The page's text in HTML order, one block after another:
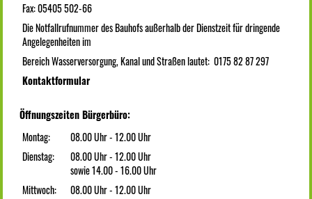
Fax: 05405 502-66
Die Notfallrufnummer des Bauhofs außerhalb der Dienstzeit für dringende
Angelegenheiten im
Bereich Wasserversorgung, Kanal und Straßen lautet: 0175 82 87 297
Kontaktformular
Öffnungszeiten Bürgerbüro:
Montag:
08.00 Uhr - 12.00 Uhr
Dienstag:
08.00 Uhr - 12.00 Uhr
sowie 14.00 - 16.00 Uhr
Mittwoch:
08.00 Uhr - 12.00 Uhr